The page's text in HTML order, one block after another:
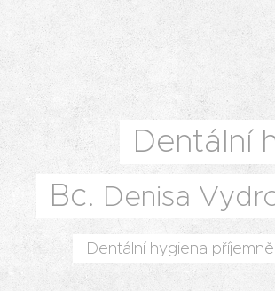
Dentální
Bc. Denisa
Dentální hygiena